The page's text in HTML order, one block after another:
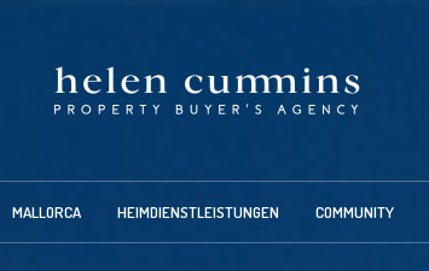
MALLORCA HEIMDIENSTLEISTUNGEN COMMUNITY